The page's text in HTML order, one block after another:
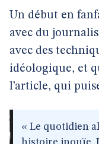
Un début en
avec du
avec des
idéologique, et
l’article, qui
« Le quotidien